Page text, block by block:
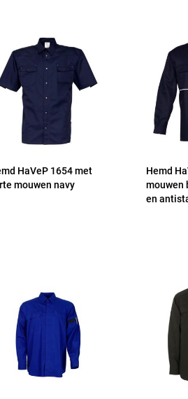
HaVeP 1654 met
mouwen navy
Hemd
mouwen
en